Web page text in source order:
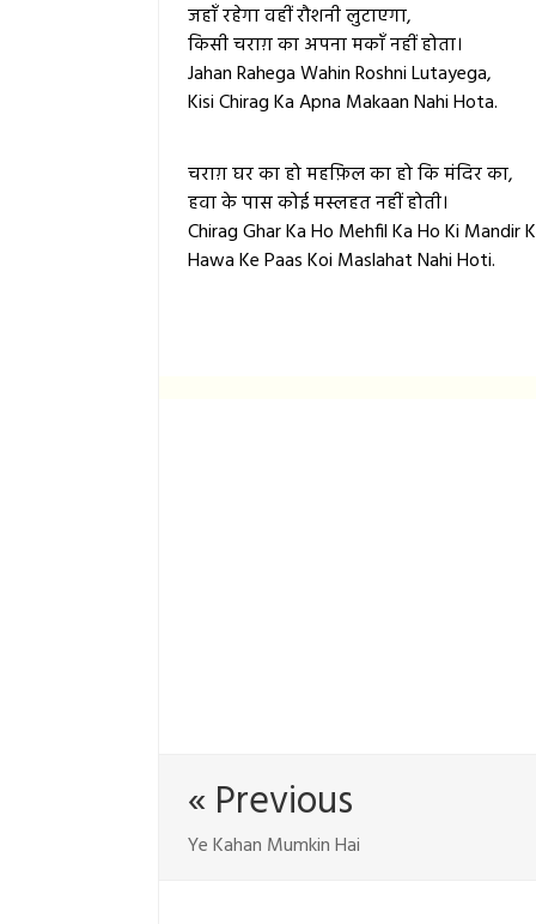
जहाँ रहेगा वहीं रौशनी लुटाएगा,
किसी चराग़ का अपना मकाँ नहीं होता।
Jahan Rahega Wahin Roshni Lutayega,
Kisi Chirag Ka Apna Makaan Nahi Hota.
चराग़ घर का हो महफ़िल का हो कि मंदिर का,
हवा के पास कोई मस्लहत नहीं होती।
Chirag Ghar Ka Ho Mehfil Ka Ho Ki Mandir
Hawa Ke Paas Koi Maslahat Nahi Hoti.
« Previous
Ye Kahan Mumkin Hai